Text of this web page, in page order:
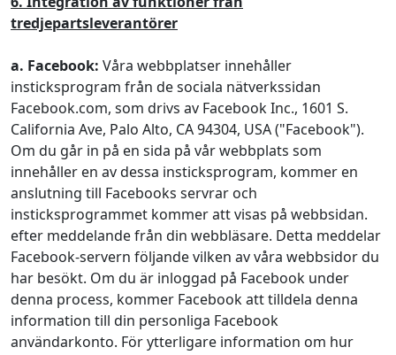
tredjepartsleverantörer
a. Facebook: Våra webbplatser innehåller
insticksprogram från de sociala nätverkssidan
Facebook.com, som drivs av Facebook Inc., 1601 S.
California Ave, Palo Alto, CA 94304, USA ("Facebook").
Om du går in på en sida på vår webbplats som
innehåller en av dessa insticksprogram, kommer en
anslutning till Facebooks servrar och
insticksprogrammet kommer att visas på webbsidan.
efter meddelande från din webbläsare. Detta meddelar
Facebook-servern följande vilken av våra webbsidor du
har besökt. Om du är inloggad på Facebook under
denna process, kommer Facebook att tilldela denna
information till din personliga Facebook
användarkonto. För ytterligare information om hur